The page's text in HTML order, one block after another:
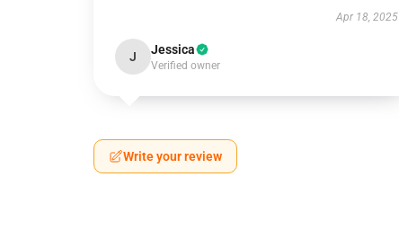
Apr 18, 2025
J Jessica
Verified owner
Write your review